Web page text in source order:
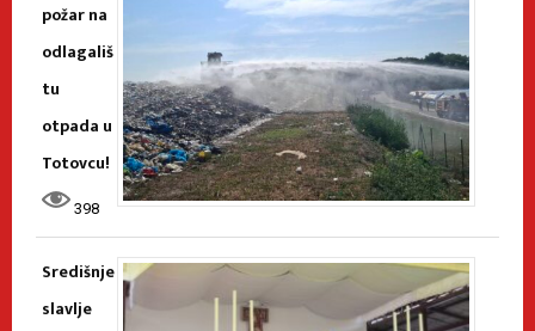
požar na
odlagališ
tu
otpada u
Totovcu!
398
Središnje
slavlje